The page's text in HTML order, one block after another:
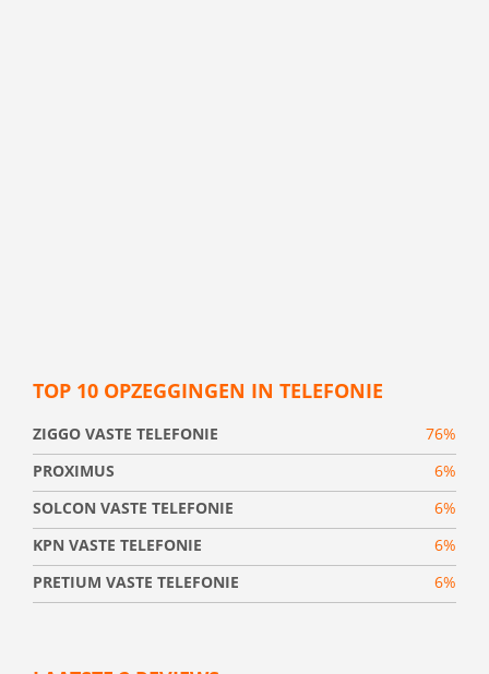
TOP 10 OPZEGGINGEN IN TELEFONIE
ZIGGO VASTE TELEFONIE
76%
PROXIMUS
6%
SOLCON VASTE TELEFONIE
6%
KPN VASTE TELEFONIE
6%
PRETIUM VASTE TELEFONIE
6%